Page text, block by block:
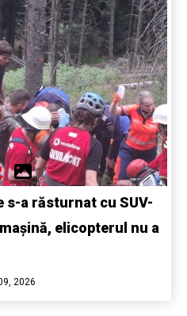
2
s-a răsturnat cu SUV-
elicopterul nu a
2026